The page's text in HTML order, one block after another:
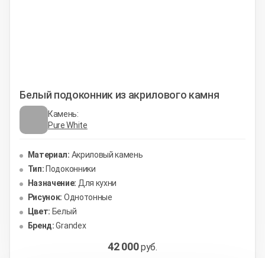
Белый подоконник из акрилового камня
Камень:
Pure White
Материал: Акриловый камень
Тип: Подоконники
Назначение: Для кухни
Рисунок: Однотонные
Цвет: Белый
Бренд: Grandex
42 000руб.